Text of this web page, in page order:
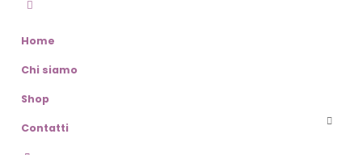
Home
Chi siamo
Shop
Contatti